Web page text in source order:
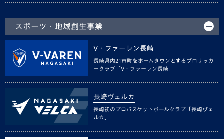
スポーツ・地域創生事業
V・ファーレン長崎
長崎県内21市町をホームタウンとするプロサッカ
ークラブ「V・ファーレン長崎」
長崎ヴェルカ
長崎初のプロバスケットボールクラブ「長崎ヴェ
ルカ」